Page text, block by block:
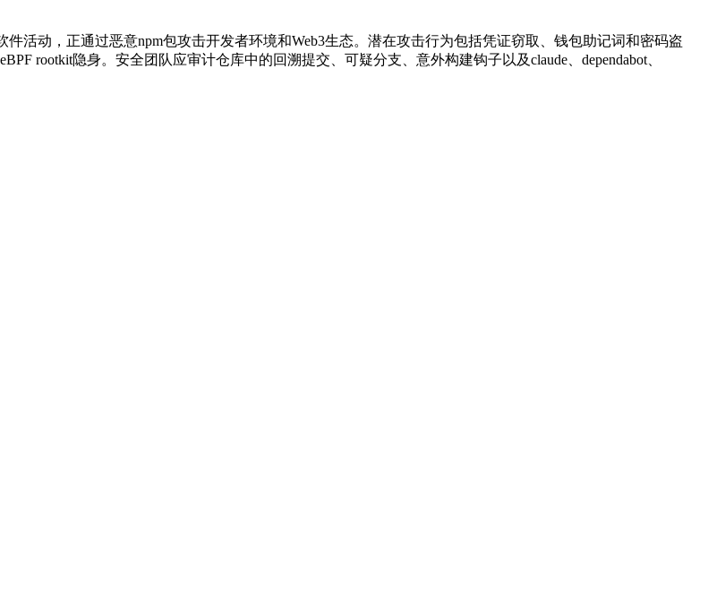
活动，正通过恶意npm包攻击开发者环境和Web3生态。潜在攻击行为包括凭证窃取、钱包助记词和密码盗
rootkit隐身。安全团队应审计仓库中的回溯提交、可疑分支、意外构建钩子以及claude、dependabot、